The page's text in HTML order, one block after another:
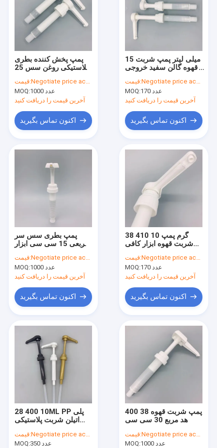
محصولات
دربارهی ما
پمپ شربت پلاستیک
پمپ شربت قهوه
پمپ شربت خوری
بطری بدون هوا اکریلیک
سر پمپ پلاستیکی
قطره چکان بطری پلاستیکی
بطری PET لوازم آرایشی و بهداشتی
بطری پلاستیکی پلی اتیلن
پمپ پخش کننده بطری
پلاستیکی روغن سس 25
سفارشی
قیمت:Negotiate price according to order quantity
MOQ:
1000 عدد
آخرین قیمت را دریافت کنید
اکنون تماس بگیرید
15 میلی لیتر پمپ شربت
قهوه گالن سفید خروجی
قیمت:Negotiate price according to order quantity
MOQ:
170 عدد
آخرین قیمت را دریافت کنید
اکنون تماس بگیرید
پمپ بطری سس سر
مربعی 15 سی سی ابزار
قابل جدا شدن
قیمت:Negotiate price according to order quantity
MOQ:
1000 عدد
آخرین قیمت را دریافت کنید
اکنون تماس بگیرید
38 410 10 گرم پمپ
شربت قهوه ابزار کافی
شدهقیمت:Negotiate price according to order quantity
MOQ:
170 عدد
آخرین قیمت را دریافت کنید
اکنون تماس بگیرید
28 400 10ML PP پلی
اتیلن شربت پلاستیکی
شیر مربا
قیمت:Negotiate price according to order quantity
MOQ:
350 عدد
پمپ شربت قهوه 38 400
هد مربع 30 سی سی
قیمت:Negotiate price according to order quantity
MOQ:
1000 عدد